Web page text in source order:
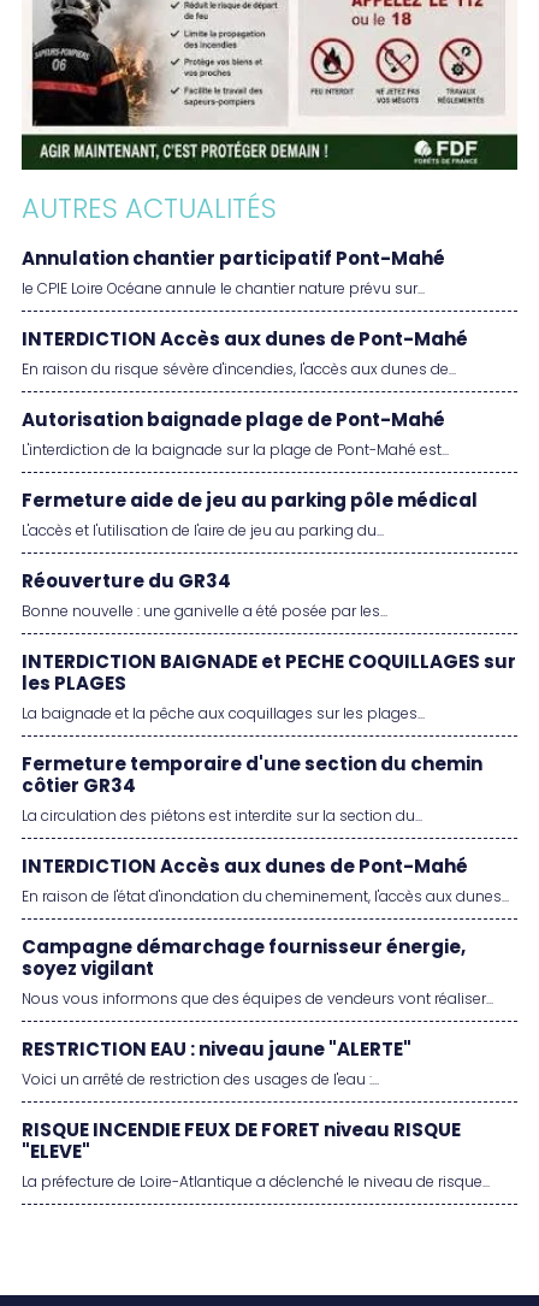
AUTRES ACTUALITÉS
Annulation chantier participatif Pont-Mahé
le CPIE Loire Océane annule le chantier nature prévu sur...
INTERDICTION Accès aux dunes de Pont-Mahé
En raison du risque sévère d'incendies, l'accès aux dunes de...
Autorisation baignade plage de Pont-Mahé
L'interdiction de la baignade sur la plage de Pont-Mahé est...
Fermeture aide de jeu au parking pôle médical
L'accès et l'utilisation de l'aire de jeu au parking du...
Réouverture du GR34
Bonne nouvelle : une ganivelle a été posée par les...
INTERDICTION BAIGNADE et PECHE COQUILLAGES sur
les PLAGES
La baignade et la pêche aux coquillages sur les plages...
Fermeture temporaire d'une section du chemin
côtier GR34
La circulation des piétons est interdite sur la section du...
INTERDICTION Accès aux dunes de Pont-Mahé
En raison de l'état d'inondation du cheminement, l'accès aux dunes...
Campagne démarchage fournisseur énergie,
soyez vigilant
Nous vous informons que des équipes de vendeurs vont réaliser...
RESTRICTION EAU : niveau jaune "ALERTE"
Voici un arrêté de restriction des usages de l'eau :...
RISQUE INCENDIE FEUX DE FORET niveau RISQUE
"ELEVE"
La préfecture de Loire-Atlantique a déclenché le niveau de risque...